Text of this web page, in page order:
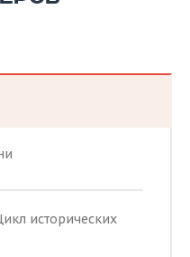
исторических